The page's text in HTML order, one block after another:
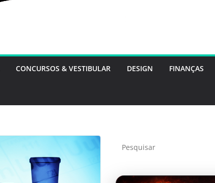
CONCURSOS & VESTIBULAR DESIGN FINANÇAS